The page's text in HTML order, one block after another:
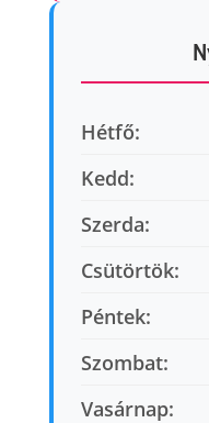
Hétfő:
Kedd:
Szerda:
Csütörtök:
Péntek:
Szombat:
Vasárnap: